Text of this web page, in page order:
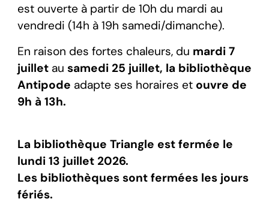
est ouverte à partir de 10h du mardi au
vendredi (14h à 19h samedi/dimanche).
En raison des fortes chaleurs, du mardi 7
juillet au samedi 25 juillet, la bibliothèque
Antipode adapte ses horaires et ouvre de
9h à 13h.
La bibliothèque Triangle est fermée le
lundi 13 juillet 2026.
Les bibliothèques sont fermées les jours
fériés.